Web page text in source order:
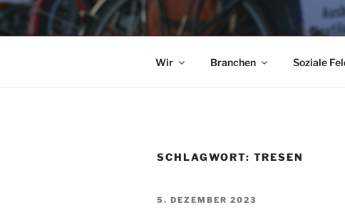
Wir Branchen Soziale
SCHLAGWORT: TRESEN
VERÖFFENTLICHT
5. DEZEMBER 2023